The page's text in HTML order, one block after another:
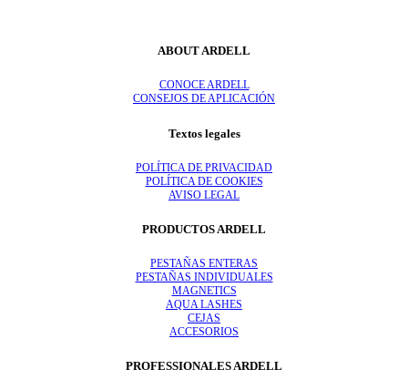
ABOUT ARDELL
CONOCE ARDELL
CONSEJOS DE APLICACIÓN
Textos legales
POLÍTICA DE PRIVACIDAD
POLÍTICA DE COOKIES
AVISO LEGAL
PRODUCTOS ARDELL
PESTAÑAS ENTERAS
PESTAÑAS INDIVIDUALES
MAGNETICS
AQUA LASHES
CEJAS
ACCESORIOS
PROFESSIONALES ARDELL